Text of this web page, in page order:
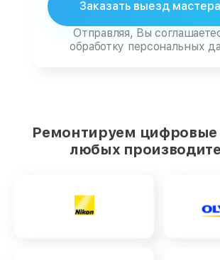
Заказать выезд мастера
Отправляя, Вы
обработку персональных
Ремонтируем цифровые
любых